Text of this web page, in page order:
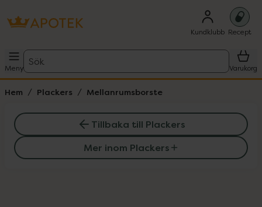
Kundklubb Recept
Meny
Sök
Varukorg
Hem Plackers Mellanrumsborste
Tillbaka till Plackers
Mer inom Plackers